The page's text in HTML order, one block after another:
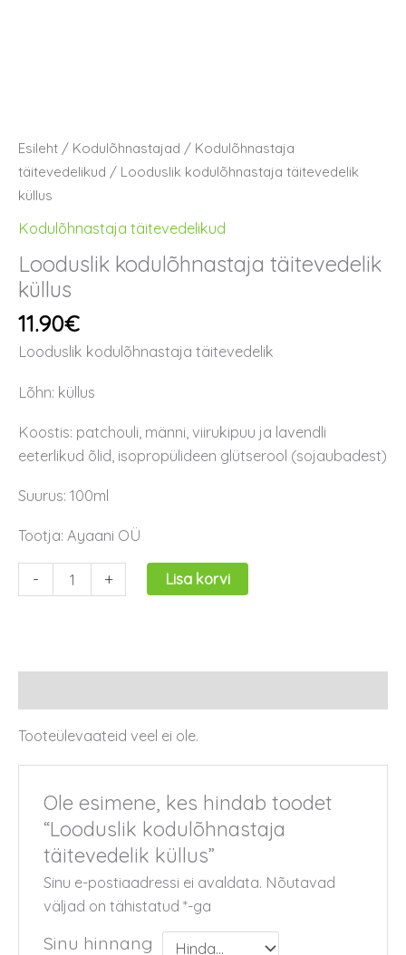
Esileht / Kodulõhnastajad / Kodulõhnastaja
täitevedelikud / Looduslik kodulõhnastaja täitevedelik
küllus
Kodulõhnastaja täitevedelikud
Looduslik kodulõhnastaja täitevedelik
küllus
11.90€
Looduslik kodulõhnastaja täitevedelik
Lõhn: küllus
Koostis: patchouli, männi, viirukipuu ja lavendli
eeterlikud õlid, isopropülideen glütserool (sojaubadest)
Suurus: 100ml
Tootja: Ayaani OÜ
- + Lisa korvi
Tooteülevaateid veel ei ole.
Ole esimene, kes hindab toodet
“Looduslik kodulõhnastaja
täitevedelik küllus”
Sinu e-postiaadressi ei avaldata. Nõutavad
väljad on tähistatud*-ga
Sinu hinnang